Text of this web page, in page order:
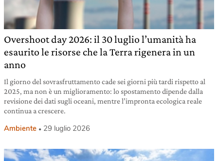
Overshoot day 2026: il 30 luglio l’umanità ha
esaurito le risorse che la Terra rigenera in un
anno
Il giorno del sovrasfruttamento cade sei giorni più tardi rispetto al
2025, ma non è un miglioramento: lo spostamento dipende dalla
revisione dei dati sugli oceani, mentre l’impronta ecologica reale
continua a crescere.
Ambiente 29 luglio 2026